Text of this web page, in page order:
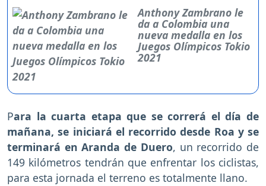
Anthony Zambrano le
da a Colombia una
nueva medalla en los
Juegos Olímpicos Tokio
2021
Para la cuarta etapa que se correrá el día de
mañana, se iniciará el recorrido desde Roa y se
terminará en Aranda de Duero, un recorrido de
149 kilómetros tendrán que enfrentar los ciclistas,
para esta jornada el terreno es totalmente llano.